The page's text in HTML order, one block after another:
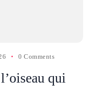
0 Comments
qui